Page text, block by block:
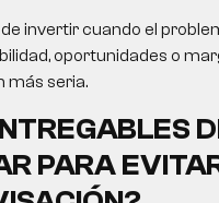
invertir cuando el
oportunidades o
más seria.
PARA